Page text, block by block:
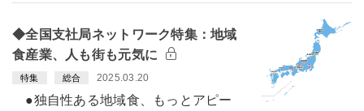
◆全国支社局ネットワーク特集：地域
食産業、人も街も元気に
特集 総合 2025.03.20
●独自性ある地域食、もっとアピー